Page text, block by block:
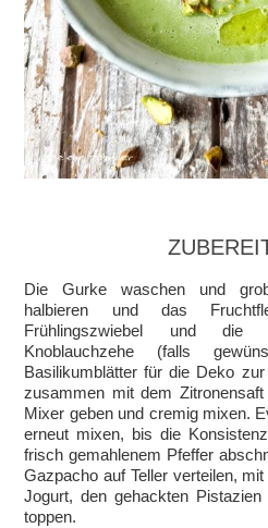
Die Gurke waschen und
halbieren und das
Frühlingszwiebel und die
Knoblauchzehe (falls
Basilikumblätter für die Deko
zusammen mit dem
Mixer geben und cremig mixen.
erneut mixen, bis die
frisch gemahlenem Pfeffer
Gazpacho auf Teller verteilen,
Jogurt, den gehackten
toppen.